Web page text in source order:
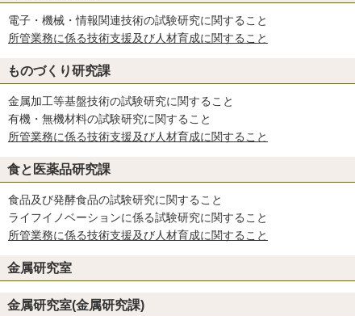
電子・機械・情報関連技術の試験研究に関すること
所管業務に係る技術支援及び人材育成に関すること
ものづくり研究課
金属加工等基盤技術の試験研究に関すること
有機・無機材料の試験研究に関すること
所管業務に係る技術支援及び人材育成に関すること
食と医薬品研究課
食品及び発酵食品の試験研究に関すること
ライフイノベーションに係る試験研究に関すること
所管業務に係る技術支援及び人材育成に関すること
金属研究室
金属研究室(金属研究課)